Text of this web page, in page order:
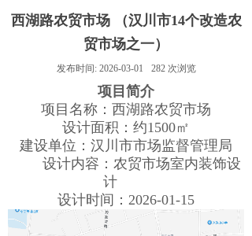
西湖路农贸市场 （汉川市14个改造农
贸市场之一）
发布时间: 2026-03-01 282 次浏览
项目简介
项目名称：西湖路农贸市场
设计面积：约1500㎡
建设单位： 汉川市市场监督管理局
设计内容：农贸市场室内装饰设
计
设计时间：2026-01-15